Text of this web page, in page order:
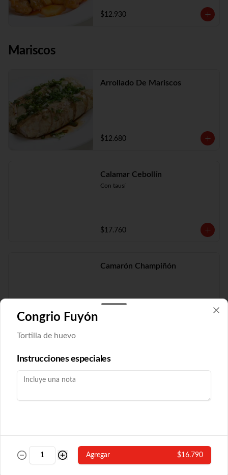
$12.930
Mariscos
Arrollado De Mariscos
$12.680
Calamar Cebollín
Con tausí
$17.760
Camarón Champiñón
Camarón Fuyón
Con algas y champiñón
Congrio Fuyón
Tortilla de huevo
Instrucciones especiales
Agregar $16.790